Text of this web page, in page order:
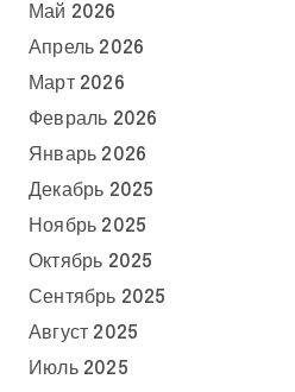
Май 2026
Апрель 2026
Март 2026
Февраль 2026
Январь 2026
Декабрь 2025
Ноябрь 2025
Октябрь 2025
Сентябрь 2025
Август 2025
Июль 2025